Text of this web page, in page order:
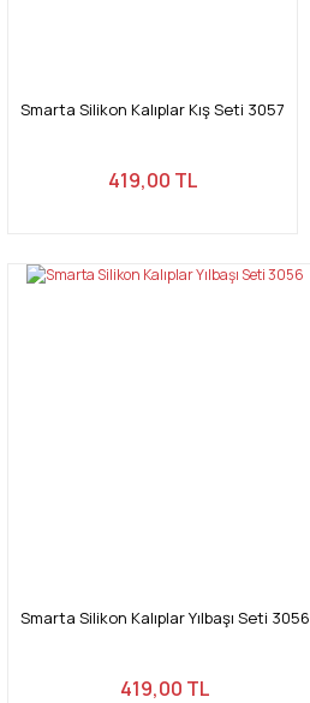
Smarta Silikon Kalıplar Kış Seti 3057
419,00 TL
Smarta Silikon Kalıplar Yılbaşı Seti 3056
419,00 TL